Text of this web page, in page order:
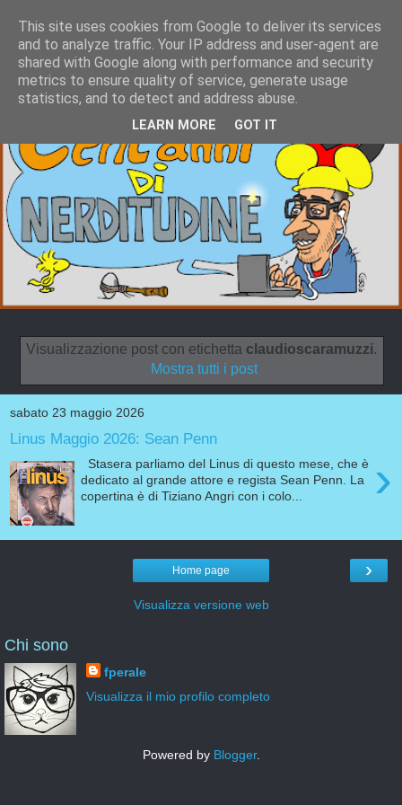
Visualizzazione post con etichetta claudioscaramuzzi.
Mostra tutti i post
sabato 23 maggio 2026
Linus Maggio 2026: Sean Penn
›
Stasera parliamo del Linus di questo mese, che è
dedicato al grande attore e regista Sean Penn. La
copertina è di Tiziano Angri con i colo...
›
Home page
Visualizza versione web
Chi sono
fperale
Visualizza il mio profilo completo
Powered by Blogger.
This site uses cookies from Google to deliver its services
and to analyze traffic. Your IP address and user-agent are
shared with Google along with performance and security
metrics to ensure quality of service, generate usage
statistics, and to detect and address abuse.
LEARN MORE GOT IT